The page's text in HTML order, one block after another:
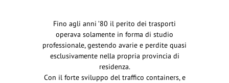
Fino agli anni ’80 il perito dei trasporti
operava solamente in forma di studio
professionale, gestendo avarie e perdite quasi
esclusivamente nella propria provincia di
residenza.
Con il forte sviluppo del traffico containers, e